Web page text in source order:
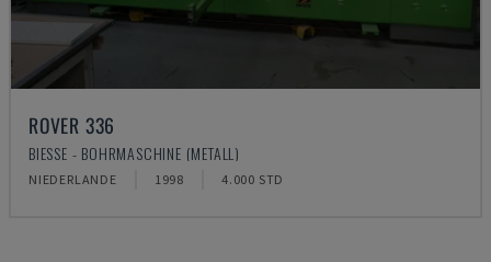
ROVER 336
BIESSE - BOHRMASCHINE (METALL)
NIEDERLANDE 1998 4.000 STD